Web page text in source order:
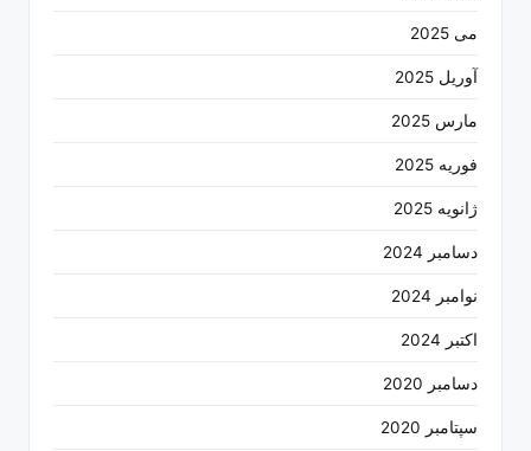
می 2025
آوریل 2025
مارس 2025
فوریه 2025
ژانویه 2025
دسامبر 2024
نوامبر 2024
اکتبر 2024
دسامبر 2020
سپتامبر 2020